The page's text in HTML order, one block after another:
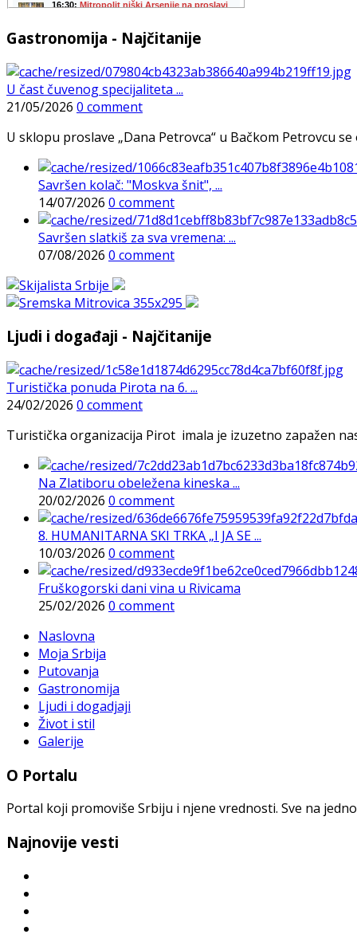
Gastronomija - Najčitanije
U čast čuvenog specijaliteta ...
21/05/2026 0 comment
U sklopu proslave „Dana Petrovca“ u Bačkom Petrovcu
Savršen kolač: "Moskva šnit", ...
14/07/2026 0 comment
Savršen slatkiš za sva vremena: ...
07/08/2026 0 comment
Ljudi i događaji - Najčitanije
Turistička ponuda Pirota na 6. ...
24/02/2026 0 comment
Turistička organizacija Pirot imala je izuzetno zapažen
Na Zlatiboru obeležena kineska ...
20/02/2026 0 comment
8. HUMANITARNA SKI TRKA „I JA SE ...
10/03/2026 0 comment
Fruškogorski dani vina u Rivicama
25/02/2026 0 comment
Naslovna
Moja Srbija
Putovanja
Gastronomija
Ljudi i dogadjaji
Život i stil
Galerije
O Portalu
Portal koji promoviše Srbiju i njene vrednosti. Sve na
Najnovije vesti